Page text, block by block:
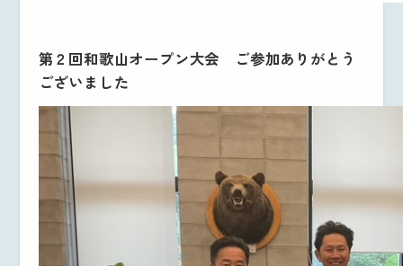
第２回和歌山オープン大会 ご参加ありがとう
ございました